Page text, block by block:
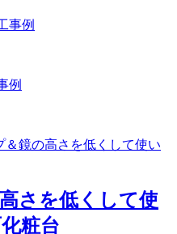
さを低くして使
粧台